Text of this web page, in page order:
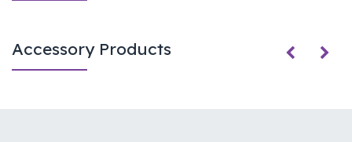
Accessory Products